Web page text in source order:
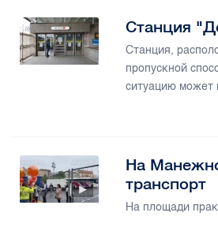
Станция
Станция,
пропускной
ситуацию может
На
транспорт
На площади